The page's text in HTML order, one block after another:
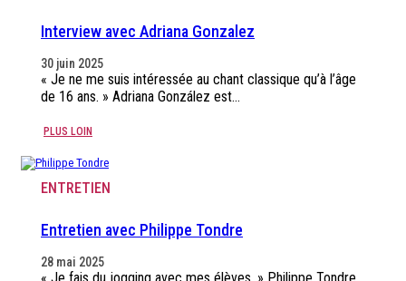
Interview avec Adriana Gonzalez
30 juin 2025
« Je ne me suis intéressée au chant classique qu’à l’âge
de 16 ans. » Adriana González est…
PLUS LOIN
ENTRETIEN
Entretien avec Philippe Tondre
28 mai 2025